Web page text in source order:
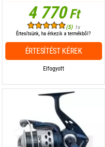
4 770Ft
(5) 1x
Elfogyott
Értesítsünk, ha érkezik a termékből?
ÉRTESÍTÉST KÉREK